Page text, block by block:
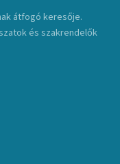
átfogó keresője.
és szakrendelők